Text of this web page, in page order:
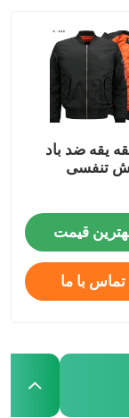
یقه ضد باد
تنفسی
قیمت
تماس با ما